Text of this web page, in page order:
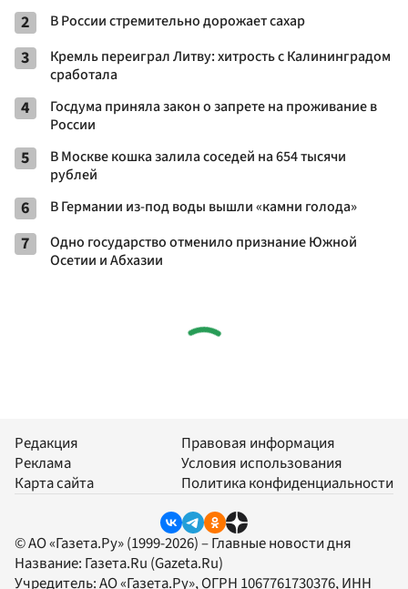
2 В России стремительно дорожает сахар
3
Кремль переиграл Литву: хитрость с Калининградом
сработала
4
Госдума приняла закон о запрете на проживание в
России
5
В Москве кошка залила соседей на 654 тысячи
рублей
6 В Германии из-под воды вышли «камни голода»
7
Одно государство отменило признание Южной
Осетии и Абхазии
Редакция
Реклама
Карта сайта
Правовая информация
Условия использования
Политика конфиденциальности
© АО «Газета.Ру» (1999-2026) – Главные новости дня
Название: Газета.Ru (Gazeta.Ru)
Учредитель:АО «Газета.Ру», ОГРН 1067761730376, ИНН